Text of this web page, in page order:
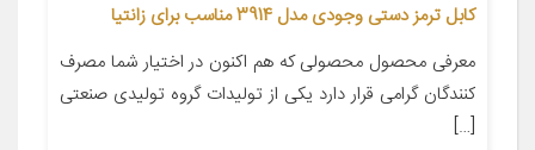
کابل ترمز دستی وجودی مدل 3914 مناسب برای زانتیا
معرفی محصول محصولی که هم اکنون در اختیار شما مصرف
کنندگان گرامی قرار دارد یکی از تولیدات گروه تولیدی صنعتی
[…]